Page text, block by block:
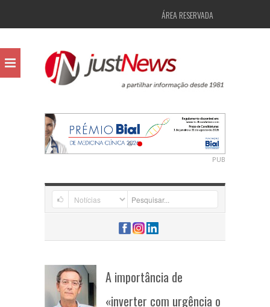
ÁREA RESERVADA
PUB
A importância de
«inverter com urgência o